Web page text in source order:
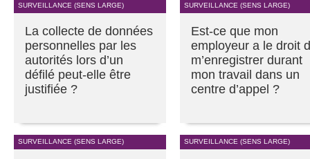
SURVEILLANCE (SENS LARGE)
La collecte de données
personnelles par les
autorités lors d’un
défilé peut-elle être
justifiée ?
SURVEILLANCE (SENS LARGE)
Est-ce que mon
employeur a le droit
m’enregistrer durant
mon travail dans un
centre d’appel ?
SURVEILLANCE (SENS LARGE) SURVEILLANCE (SENS LARGE)